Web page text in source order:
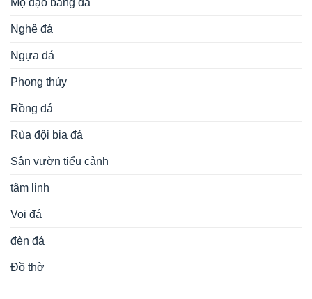
Mộ đạo bằng đá
Nghê đá
Ngựa đá
Phong thủy
Rồng đá
Rùa đội bia đá
Sân vườn tiểu cảnh
tâm linh
Voi đá
đèn đá
Đồ thờ